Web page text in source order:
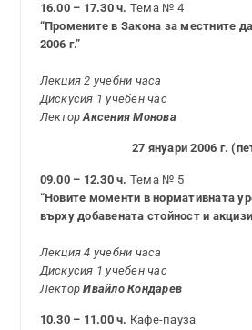
16.00 – 17.30 ч. Тема № 4
“Промените в Закона за местните
2006 г.”
Лекция 2 учебни часа
Дискусия 1 учебен час
ЛекторАксения Монова
27 януари 2006 г.
09.00 – 12.30 ч. Тема № 5
“Новите моменти в нормативната
върху добавената стойност и
Лекция 4 учебни часа
Дискусия 1 учебен час
ЛекторИвайло Кондарев
10.30 – 11.00 ч. Кафе-пауза